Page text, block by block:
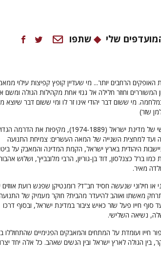
שלי שתפו
האופקים הרחבים יותר... מי שעדיין קופץ קפיצות עילוי
וחוזר חלילה אל גנזי אחת מקהילות הגולה ומשם
מי ששום דבר יהודי אינו זר לו ומי ששום דבר שיוצא
שזר)
84 שנות חייו של זלמן שזר, נשיאה השלישי של מדינת ישראל (1974-1889), מקיפות את
ועד למחצית השנייה של המאה העשרים: צמיחת התנועה
היהודית בארץ ישראל, הקמת המדינה והמאבק על
כמו ברל כצנלסון, דוד בן-גוריון, הרבי מלובביץ', ושלוש
מאיר.
חילוני שנעשה חסיד חב"ד? רומנטיקן שפגש רועת אווזים
מאשתו ואוהב להיעדר מהבית? חוקר מעמיק של
סוף חייו פעל שזר כאיש ציבור במדינת ישראל, ובסוף דרכו
נשיאה השלישי.
חייו ועומדת על המתחים והמאבקים הפנימיים שהתחוללו
בין הגולה לארץ ישראל ובין הנשים שאהב. כל אלה יחד יצרו